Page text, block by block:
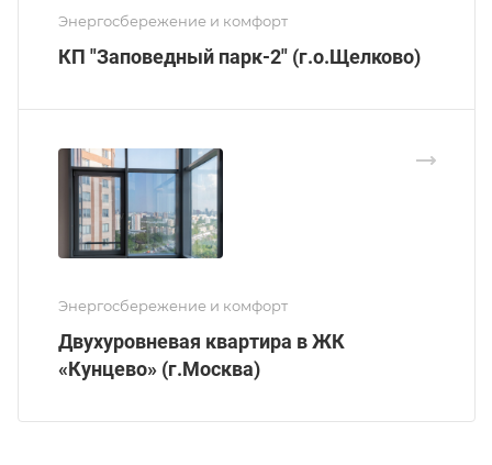
Энергосбережение и комфорт
КП "Заповедный парк-2" (г.о.Щелково)
Энергосбережение и комфорт
Двухуровневая квартира в ЖК
«Кунцево» (г.Москва)